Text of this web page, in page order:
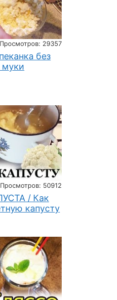
Просмотров: 29357
без
муки
Просмотров: 50912
/ Как
капусту